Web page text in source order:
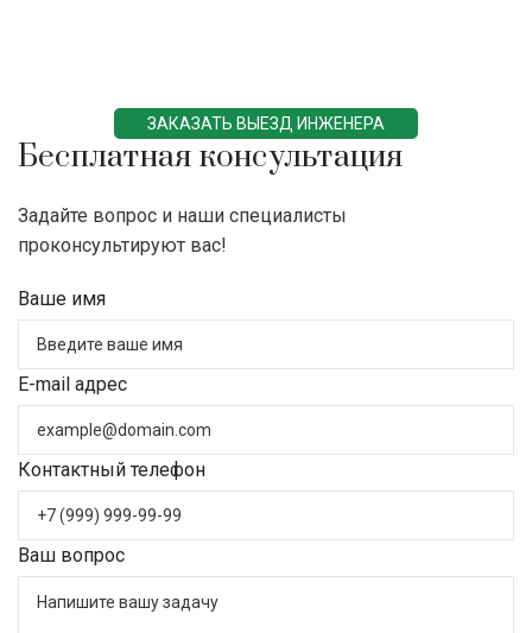
ЗАКАЗАТЬ ВЫЕЗД ИНЖЕНЕРА
Бесплатная консультация
Задайте вопрос и наши специалисты
проконсультируют вас!
Ваше имя
E-mail адрес
Контактный телефон
Ваш вопрос